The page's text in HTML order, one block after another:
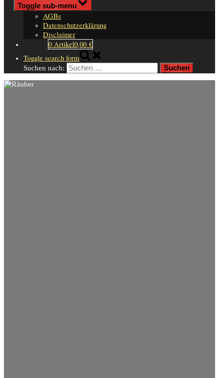
Impressum
Toggle sub-menu
AGBs
Datenschutzerklärung
Disclaimer
0 Artikel0,00 €
Toggle search form
Suchen nach: